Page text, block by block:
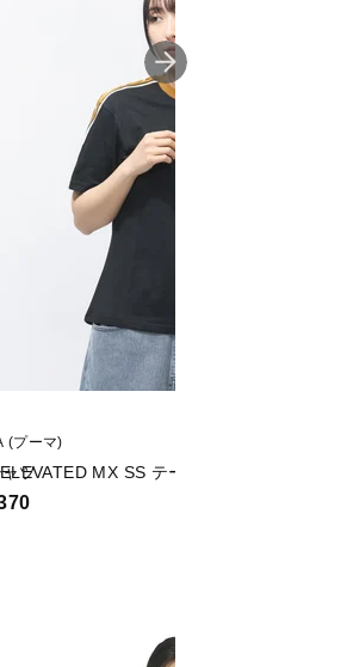
ツ
(プーマ)
MX SS テープ Tシャツ